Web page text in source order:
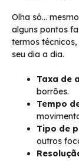
Olha só…
alguns pontos
termos
seu dia a dia.
Taxa de
borrões.
Tempo
Tipo de
outros